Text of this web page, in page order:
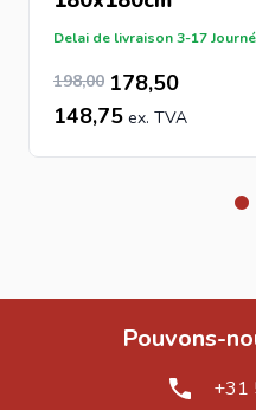
Delai de livraison 3-17
Prix Spécial
178,50
148,75
Prix normal
198,00
165,00
Pouvons-
+31